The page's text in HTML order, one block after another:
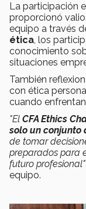
La participación
proporcionó
equipo a través
ética, los
conocimiento
situaciones
También
con ética
cuando
"El CFA Ethics
solo un conjunto
de tomar
preparados para
futuro profesional"
equipo.